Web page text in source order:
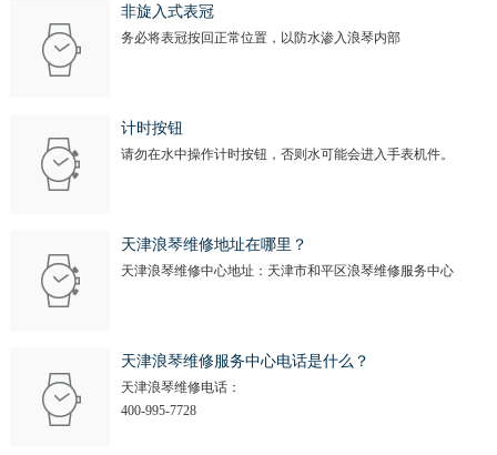
非旋入式表冠
务必将表冠按回正常位置，以防水渗入浪琴内部
计时按钮
请勿在水中操作计时按钮，否则水可能会进入手表机件。
天津浪琴维修地址在哪里？
天津浪琴维修中心地址：天津市和平区浪琴维修服务中心
天津浪琴维修服务中心电话是什么？
天津浪琴维修电话：
400-995-7728